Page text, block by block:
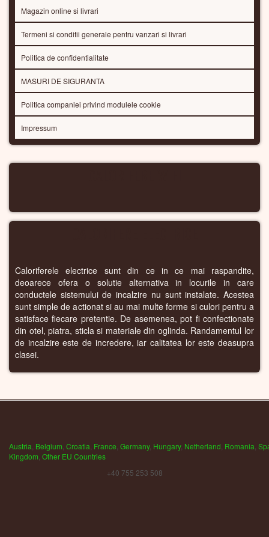
Magazin online si livrari
Termeni si conditii generale pentru vanzari si livrari
Politica de confidentialitate
MASURI DE SIGURANTA
Politica companiei privind modulele cookie
Impressum
Caloriferele electrice sunt din ce in ce mai raspandite,
deoarece ofera o solutie alternativa in locurile in care
conductele sistemului de incalzire nu sunt instalate. Acestea
sunt simple de actionat si au mai multe forme si culori pentru a
satisface fiecare pretentie. De asemenea, pot fi confectionate
din otel, piatra, sticla si materiale din oglinda. Randamentul lor
de incalzire este de incredere, iar calitatea lor este deasupra
clasei.
Austria Belgium Croatia France Germany, Hungary, Netherland Romania
Kingdom Other EU Countries
+40 755 253 508